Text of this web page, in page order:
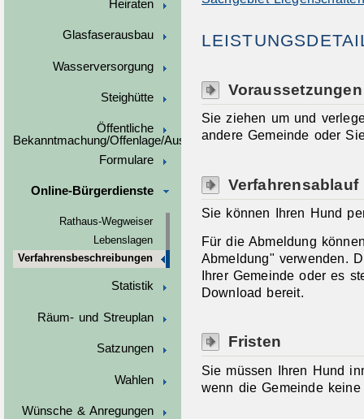
Heiraten
Glasfaserausbau
Wasserversorgung
Steighütte
Öffentliche
Bekanntmachung/Offenlage/Ausschreibungen
Formulare
Online-Bürgerdienste
Rathaus-Wegweiser
Lebenslagen
Verfahrensbeschreibungen
Statistik
Räum- und Streuplan
Satzungen
Wahlen
Wünsche & Anregungen
Voraussetzungen
Sie ziehen um und
andere Gemeinde oder
Verfahrensablauf
Sie können Ihren Hund
Für die Abmeldung
Abmeldung" verwenden.
Ihrer Gemeinde oder es
Download bereit.
Fristen
Sie müssen Ihren Hund
wenn die Gemeinde